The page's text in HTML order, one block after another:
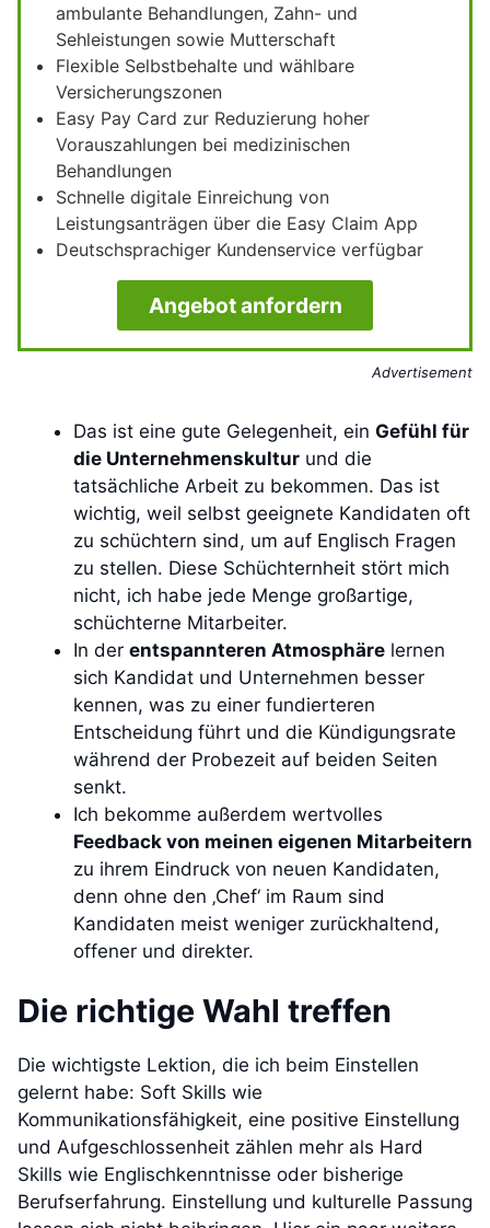
ambulante Behandlungen, Zahn- und
Sehleistungen sowie Mutterschaft
Flexible Selbstbehalte und wählbare
Versicherungszonen
Easy Pay Card zur Reduzierung hoher
Vorauszahlungen bei medizinischen
Behandlungen
Schnelle digitale Einreichung von
Leistungsanträgen über die Easy Claim App
Deutschsprachiger Kundenservice verfügbar
Angebot anfordern
Advertisement
Das ist eine gute Gelegenheit, ein Gefühl für
die Unternehmenskultur und die
tatsächliche Arbeit zu bekommen. Das ist
wichtig, weil selbst geeignete Kandidaten oft
zu schüchtern sind, um auf Englisch Fragen
zu stellen. Diese Schüchternheit stört mich
nicht, ich habe jede Menge großartige,
schüchterne Mitarbeiter.
In der entspannteren Atmosphäre lernen
sich Kandidat und Unternehmen besser
kennen, was zu einer fundierteren
Entscheidung führt und die Kündigungsrate
während der Probezeit auf beiden Seiten
senkt.
Ich bekomme außerdem wertvolles
Feedback von meinen eigenen Mitarbeitern
zu ihrem Eindruck von neuen Kandidaten,
denn ohne den ‚Chef‘ im Raum sind
Kandidaten meist weniger zurückhaltend,
offener und direkter.
Die richtige Wahl treffen
Die wichtigste Lektion, die ich beim Einstellen
gelernt habe: Soft Skills wie
Kommunikationsfähigkeit, eine positive Einstellung
und Aufgeschlossenheit zählen mehr als Hard
Skills wie Englischkenntnisse oder bisherige
Berufserfahrung. Einstellung und kulturelle Passung